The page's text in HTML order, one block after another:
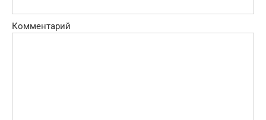
Комментарий